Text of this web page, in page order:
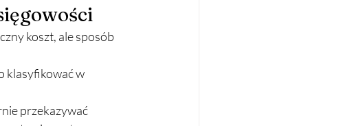
koszt, ale sposób
klasyfikować w
przekazywać